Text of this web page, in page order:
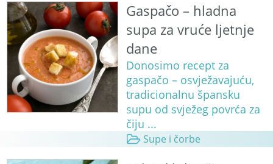
Gaspačo – hladna
supa za vruće ljetnje
dane
Donosimo recept za
gaspačo – osvježavajuću,
tradicionalnu špansku
supu od svježeg povrća za
čiju ...
Supe i čorbe